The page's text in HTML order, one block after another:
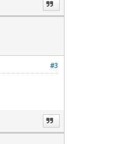
#3